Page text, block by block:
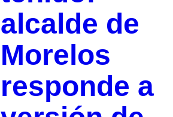
alcalde de
Morelos
responde a